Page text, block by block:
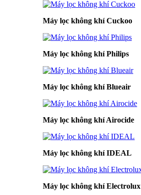
Máy lọc không khí Cuckoo
Máy lọc không khí Philips
Máy lọc không khí Blueair
Máy lọc không khí Airocide
Máy lọc không khí IDEAL
Máy lọc không khí Electrolux